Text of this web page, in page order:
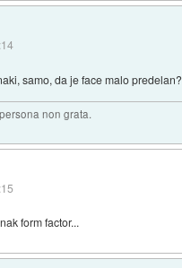
samo, da je face malo predelan?
non grata.
form factor...